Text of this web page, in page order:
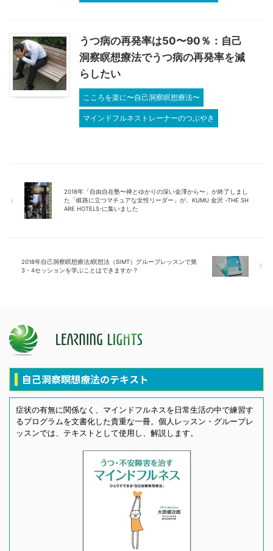
うつ病の再発率は50〜90％：自己
洞察瞑想療法でうつ病の再発率を減
らしたい
こころを楽に〜自己洞察瞑想療法〜
マインドフルネストレーナーのつぶやき
2018年「自由自在塾〜禅とゆかりの深い金澤から〜」が終了しまし
た「岐路に立つマチュアな女性リーダー」が、KUMU 金沢 -THE SH
ARE HOTELS-に集いました
2018年自己洞察瞑想療法/瞑想法（SIMT）グループレッスンで第
3・4セッションを学ぶことはできますか？
自己洞察瞑想療法のテキスト
症状の有無に関係なく、マインドフルネスを日常生活の中で練習す
るプログラムを文書化した貴重な一冊。個人レッスン・グループレ
ッスンでは、テキストとして使用し、解説します。